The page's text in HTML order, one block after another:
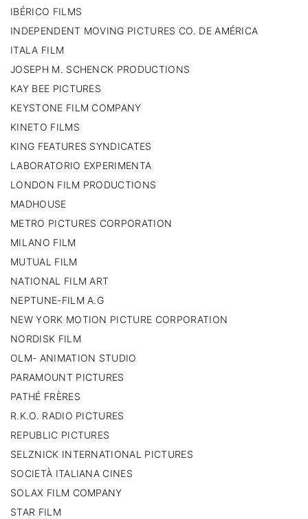
IBÉRICO FILMS
INDEPENDENT MOVING PICTURES CO. DE AMÉRICA
ITALA FILM
JOSEPH M. SCHENCK PRODUCTIONS
KAY BEE PICTURES
KEYSTONE FILM COMPANY
KINETO FILMS
KING FEATURES SYNDICATES
LABORATORIO EXPERIMENTA
LONDON FILM PRODUCTIONS
MADHOUSE
METRO PICTURES CORPORATION
MILANO FILM
MUTUAL FILM
NATIONAL FILM ART
NEPTUNE-FILM A.G
NEW YORK MOTION PICTURE CORPORATION
NORDISK FILM
OLM- ANIMATION STUDIO
PARAMOUNT PICTURES
PATHÉ FRÈRES
R.K.O. RADIO PICTURES
REPUBLIC PICTURES
SELZNICK INTERNATIONAL PICTURES
SOCIETÀ ITALIANA CINES
SOLAX FILM COMPANY
STAR FILM